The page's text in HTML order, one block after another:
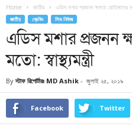
Home জাতীয় এডিস মশার প্রজনন ক্ষমতা রোহিঙ্গাদের
জাতীয় ব্রেকিং লিড নিউজ
এডিস মশার প্রজনন
মতো: স্বাস্থ্যমন্ত্রী
By স্টাফ রিপোর্টারঃ MD Ashik - জুলাই ২৫, ২০১৯
Facebook Twitter